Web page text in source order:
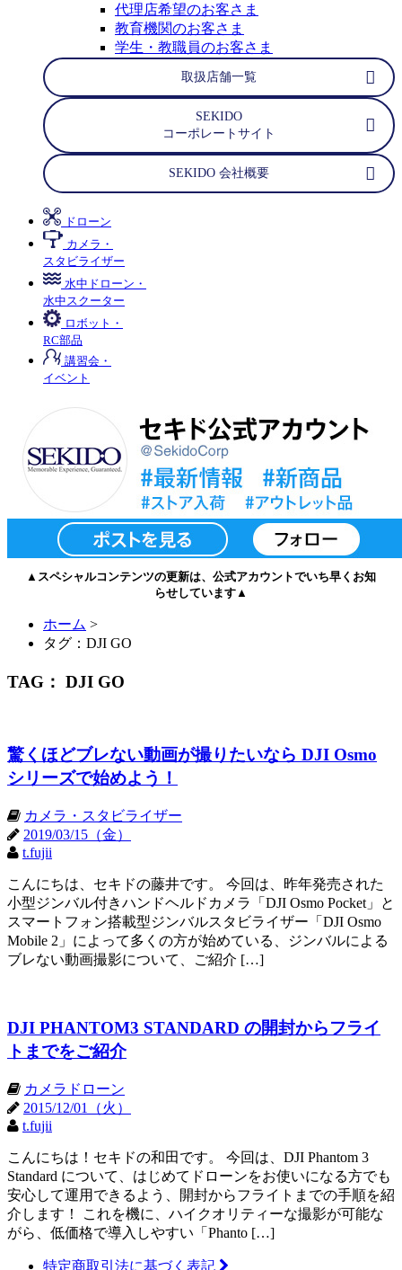
代理店希望のお客さま
教育機関のお客さま
学生・教職員のお客さま
取扱店舗一覧
SEKIDO
コーポレートサイト
SEKIDO 会社概要
ドローン
カメラ・
スタビライザー
水中ドローン・
水中スクーター
ロボット・
RC部品
講習会・
イベント
▲スペシャルコンテンツの更新は、公式アカウントでいち早くお知
らせしています▲
ホーム >
タグ：DJI GO
TAG： DJI GO
驚くほどブレない動画が撮りたいなら DJI Osmo
シリーズで始めよう！
カメラ・スタビライザー
2019/03/15（金）
t.fujii
こんにちは、セキドの藤井です。 今回は、昨年発売された
小型ジンバル付きハンドヘルドカメラ「DJI Osmo Pocket」と
スマートフォン搭載型ジンバルスタビライザー「DJI Osmo
Mobile 2」によって多くの方が始めている、ジンバルによる
ブレない動画撮影について、ご紹介 […]
DJI PHANTOM3 STANDARD の開封からフライ
トまでをご紹介
カメラドローン
2015/12/01（火）
t.fujii
こんにちは！セキドの和田です。 今回は、DJI Phantom 3
Standard について、はじめてドローンをお使いになる方でも
安心して運用できるよう、開封からフライトまでの手順を紹
介します！ これを機に、ハイクオリティーな撮影が可能な
がら、低価格で導入しやすい「Phanto […]
特定商取引法に基づく表記